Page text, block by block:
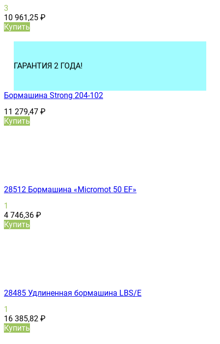
3
10 961,25 ₽
Купить
ГАРАНТИЯ 2 ГОДА!
Бормашина Strong 204-102
11 279,47 ₽
Купить
28512 Бормашина «Micromot 50 ЕF»
1
4 746,36 ₽
Купить
28485 Удлиненная бормашина LBS/E
1
16 385,82 ₽
Купить